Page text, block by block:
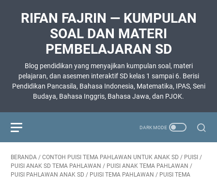
RIFAN FAJRIN — KUMPULAN
SOAL DAN MATERI
PEMBELAJARAN SD
Blog pendidikan yang menyajikan kumpulan soal, materi
pelajaran, dan asesmen interaktif SD kelas 1 sampai 6. Berisi
Pendidikan Pancasila, Bahasa Indonesia, Matematika, IPAS, Seni
Budaya, Bahasa Inggris, Bahasa Jawa, dan PJOK.
BERANDA / CONTOH PUISI TEMA PAHLAWAN UNTUK ANAK SD / PUISI /
PUISI ANAK SD TEMA PAHLAWAN / PUISI ANAK TEMA PAHLAWAN /
PUISI PAHLAWAN ANAK SD / PUISI TEMA PAHLAWAN / PUISI TEMA